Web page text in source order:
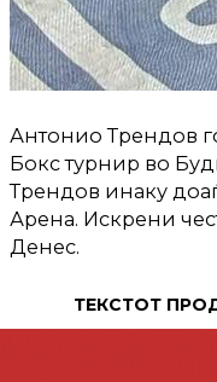
Антонио Трендов
Бокс турнир во
Трендов инаку
Арена. Искрени
Денес.
ТЕКСТОТ